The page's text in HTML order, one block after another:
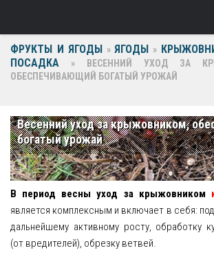
Ягоды
Виноград
Крыжовник
Малина
Фрукты
Груша
Ежевика
ФРУКТЫ И ЯГОДЫ » ЯГОДЫ »
ПОСАДКА »
ВЕСЕННИЙ УХОД ЗА
ОБЕСПЕЧИВАЮЩИЙ БОГАТЫЙ УРОЖАЙ
Весенний уход за крыжовником,
богатый урожай
В период весны уход за крыжовником
является комплексным и включает в себя:
дальнейшему активному росту, обработку
(от вредителей), обрезку ветвей.